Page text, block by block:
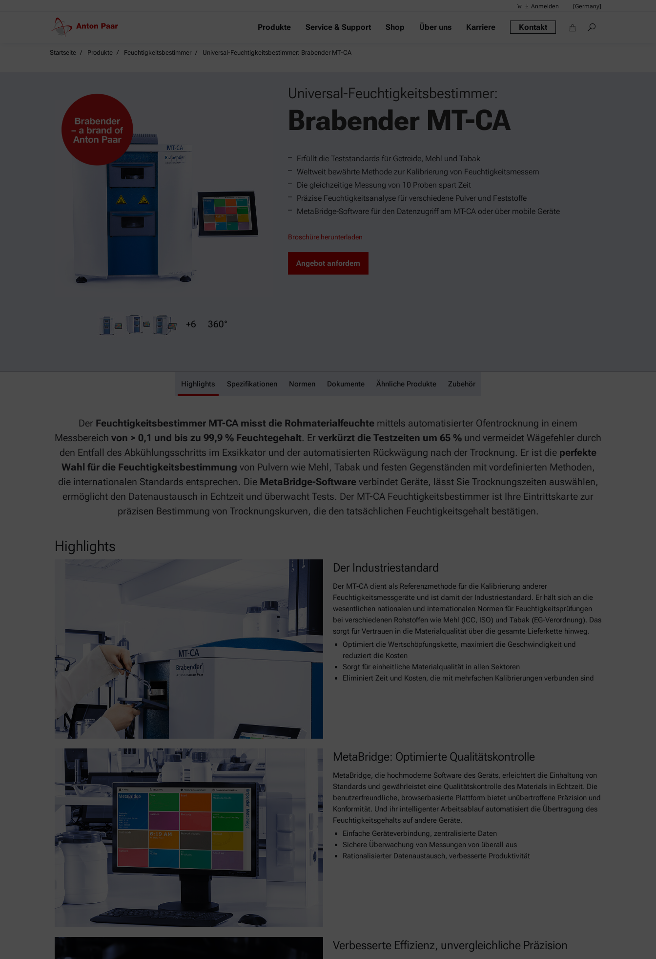
Anmelden [Germany]
Produkte Service & Support Shop Über uns Karriere Kontakt
Startseite Produkte Feuchtigkeitsbestimmer Universal-Feuchtigkeitsbestimmer: Brabender MT-CA
Universal-Feuchtigkeitsbestimmer:
Brabender MT-CA
+6 360°
Erfüllt die Teststandards für Getreide, Mehl und Tabak
Weltweit bewährte Methode zur Kalibrierung von Feuchtigkeitsmessern
Die gleichzeitige Messung von 10 Proben spart Zeit
Präzise Feuchtigkeitsanalyse für verschiedene Pulver und Feststoffe
MetaBridge-Software für den Datenzugriff am MT-CA oder über mobile Geräte
Broschüre herunterladen
Angebot anfordern
Brabender MT-CA
Highlights Spezifikationen Normen Dokumente Ähnliche Produkte Zubehör
Der Feuchtigkeitsbestimmer MT-CA misst die Rohmaterialfeuchte mittels automatisierter Ofentrocknung in einem
Messbereich von > 0,1 und bis zu 99,9 % Feuchtegehalt. Er verkürzt die Testzeiten um 65 % und vermeidet Wägefehler durch
den Entfall des Abkühlungsschritts im Exsikkator und der automatisierten Rückwägung nach der Trocknung. Er ist die perfekte
Wahl für die Feuchtigkeitsbestimmung von Pulvern wie Mehl, Tabak und festen Gegenständen mit vordefinierten Methoden,
die internationalen Standards entsprechen. Die MetaBridge-Softwareverbindet Geräte, lässt Sie Trocknungszeiten auswählen,
ermöglicht den Datenaustausch in Echtzeit und überwacht Tests. Der MT-CA Feuchtigkeitsbestimmer ist Ihre Eintrittskarte zur
präzisen Bestimmung von Trocknungskurven, die den tatsächlichen Feuchtigkeitsgehalt bestätigen.
Highlights
Der Industriestandard
Der MT-CA dient als Referenzmethode für die Kalibrierung anderer
Feuchtigkeitsmessgeräte und ist damit der Industriestandard. Er hält sich an die
wesentlichen nationalen und internationalen Normen für Feuchtigkeitsprüfungen
bei verschiedenen Rohstoffen wie Mehl (ICC, ISO) und Tabak (EG-Verordnung). Das
sorgt für Vertrauen in die Materialqualität über die gesamte Lieferkette hinweg.
Optimiert die Wertschöpfungskette, maximiert die Geschwindigkeit und
reduziert die Kosten
Sorgt für einheitliche Materialqualität in allen Sektoren
Eliminiert Zeit und Kosten, die mit mehrfachen Kalibrierungen verbunden sind
MetaBridge: Optimierte Qualitätskontrolle
MetaBridge, die hochmoderne Software des Geräts, erleichtert die Einhaltung von
Standards und gewährleistet eine Qualitätskontrolle des Materials in Echtzeit. Die
benutzerfreundliche, browserbasierte Plattform bietet unübertroffene Präzision und
Konformität. Und ihr intelligenter Arbeitsablauf automatisiert die Übertragung des
Feuchtigkeitsgehalts auf andere Geräte.
Einfache Geräteverbindung, zentralisierte Daten
Sichere Überwachung von Messungen von überall aus
Rationalisierter Datenaustausch, verbesserte Produktivität
Verbesserte Effizienz, unvergleichliche Präzision